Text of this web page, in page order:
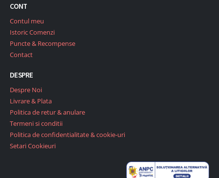
CONT
Contul meu
Istoric Comenzi
Puncte & Recompense
Contact
DESPRE
Despre Noi
Livrare & Plata
Politica de retur & anulare
Termeni si conditii
Politica de confidentialitate & cookie-uri
Setari Cookieuri